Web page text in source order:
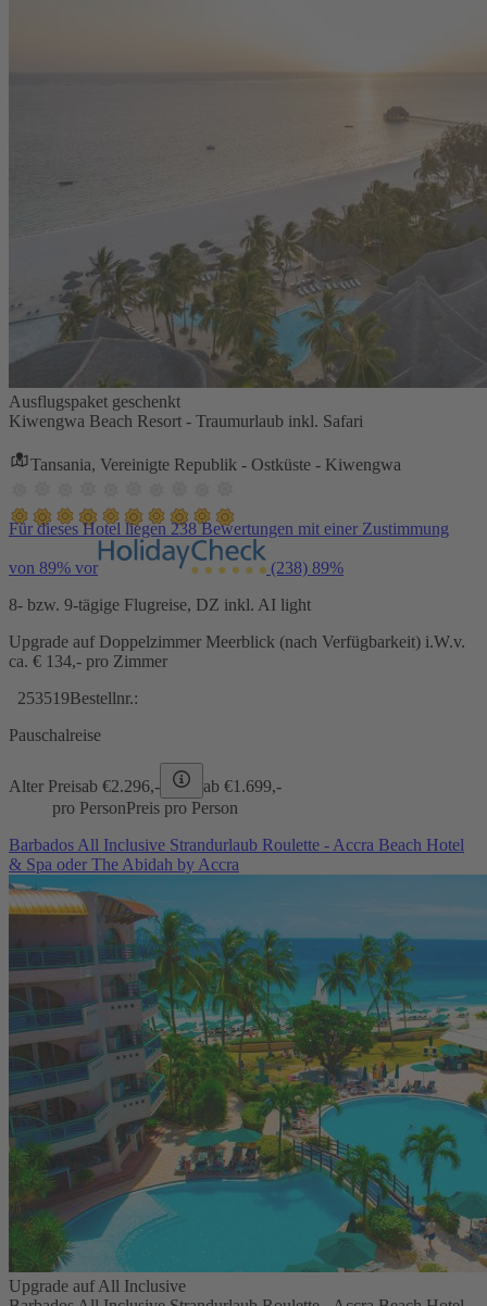
Ausflugspaket geschenkt
Kiwengwa Beach Resort - Traumurlaub inkl. Safari
Tansania, Vereinigte Republik - Ostküste - Kiwengwa
Für dieses Hotel liegen 238 Bewertungen mit einer Zustimmung
von 89% vor (238) 89%
8- bzw. 9-tägige Flugreise, DZ inkl. AI light
Upgrade auf Doppelzimmer Meerblick (nach Verfügbarkeit) i.W.v.
ca. € 134,- pro Zimmer
253519Bestellnr.:
Pauschalreise
Alter Preisab €2.296,- ab €1.699,-
pro PersonPreis pro Person
Barbados All Inclusive Strandurlaub Roulette - Accra Beach Hotel
& Spa oder The Abidah by Accra
Upgrade auf All Inclusive